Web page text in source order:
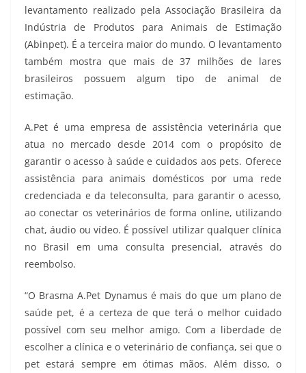
levantamento realizado pela Associação Brasileira da
Indústria de Produtos para Animais de Estimação
(Abinpet). É a terceira maior do mundo. O levantamento
também mostra que mais de 37 milhões de lares
brasileiros possuem algum tipo de animal de
estimação.
A.Pet é uma empresa de assistência veterinária que
atua no mercado desde 2014 com o propósito de
garantir o acesso à saúde e cuidados aos pets. Oferece
assistência para animais domésticos por uma rede
credenciada e da teleconsulta, para garantir o acesso,
ao conectar os veterinários de forma online, utilizando
chat, áudio ou vídeo. É possível utilizar qualquer clínica
no Brasil em uma consulta presencial, através do
reembolso.
“O Brasma A.Pet Dynamus é mais do que um plano de
saúde pet, é a certeza de que terá o melhor cuidado
possível com seu melhor amigo. Com a liberdade de
escolher a clínica e o veterinário de confiança, sei que o
pet estará sempre em ótimas mãos. Além disso, o